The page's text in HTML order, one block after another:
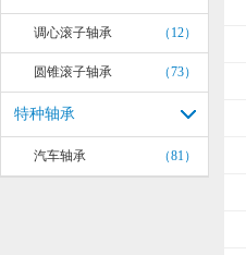
调心滚子轴承 （12）
圆锥滚子轴承 （73）
特种轴承
汽车轴承 （81）